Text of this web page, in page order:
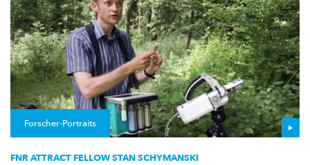
Forscher-Portraits
FNR ATTRACT FELLOW STAN SCHYMANSKI